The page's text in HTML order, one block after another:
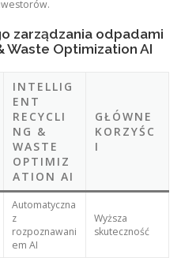
zarządzania odpadami
Waste Optimization AI
INTELLIG
ENT
RECYCLI
NG &
WASTE
OPTIMIZ
ATION AI
GŁÓWNE
KORZYŚC
I
Automatyczna
z
rozpoznawani
em AI
Wyższa
skuteczność